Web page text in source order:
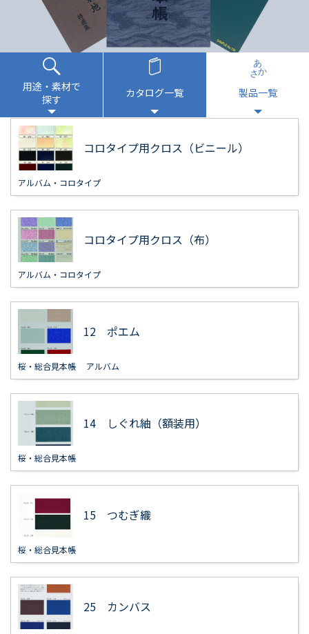
用途・素材で
探す
カタログ一覧 製品一覧
コロタイプ用クロス（ビニール）
アルバム・コロタイプ
コロタイプ用クロス（布）
アルバム・コロタイプ
12 ポエム
桜・総合見本帳 アルバム
14 しぐれ紬（額装用）
桜・総合見本帳
15 つむぎ織
桜・総合見本帳
25 カンバス